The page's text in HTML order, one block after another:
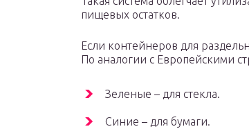
пищевых остатков.
Если контейнеров для
По аналогии с Европейскими
Зеленые – для стекла.
Синие – для бумаги.